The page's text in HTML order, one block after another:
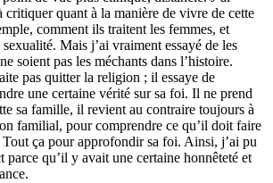
critiquer quant à la manière de vivre de cette
comment ils traitent les femmes, et
Mais jʼai vraiment essayé de les
soient pas les méchants dans lʼhistoire.
pas quitter la religion ; il essaye de
une certaine vérité sur sa foi. Il ne prend
sa famille, il revient au contraire toujours à
familial, pour comprendre ce quʼil doit faire
ça pour approfondir sa foi. Ainsi, jʼai pu
parce quʼil y avait une certaine honnêteté et